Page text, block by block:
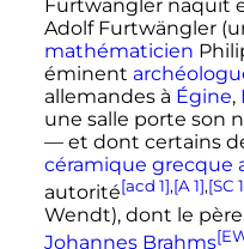
Furtwängler naquit
Adolf Furtwängler
mathématicien
éminent
allemandes à Égine,
une salle porte son
— et dont certains
céramique grecque
autorité[acd 1],[A 1],[SC
Wendt), dont le
Johannes Brahms